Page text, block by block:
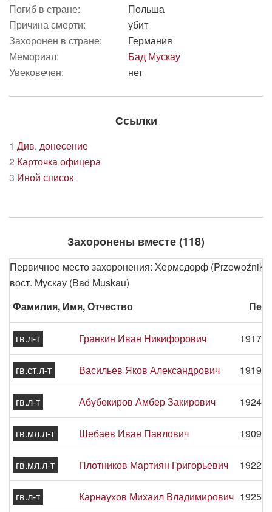
Погиб в стране:
Польша
Причина смерти:
убит
Захоронен в стране:
Германия
Мемориал:
Бад Мускау
Увековечен:
нет
Ссылки
1 Див. донесение
2 Карточка офицера
3 Иной список
Захоронены вместе (118)
Первичное место захоронения: Хермсдорф (Przewoźniki)
вост. Мускау (Bad Muskau)
Фамилия, Имя, Отчество
гв.л-т Гранкин Иван Никифорович 1917 -
гв.ст.л-т Васильев Яков Александрович 1919 -
гв.л-т Абубекиров Амбер Закирович 1924 -
гв.мл.л-т Шебаев Иван Павлович 1909 -
гв.мл.л-т Плотников Мартиян Григорьевич 1922 -
гв.л-т Карнаухов Михаил Владимирович 1925 -